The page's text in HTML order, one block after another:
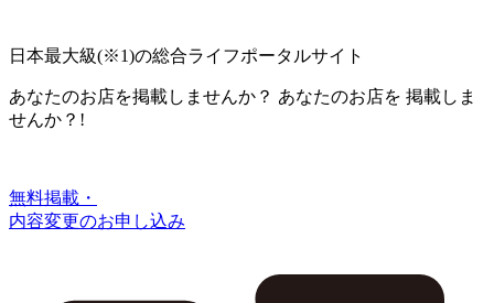
日本最大級(※1)の総合ライフポータルサイト
あなたのお店を掲載しませんか？ あなたのお店を 掲載しま
せんか？!
無料掲載・
内容変更のお申し込み